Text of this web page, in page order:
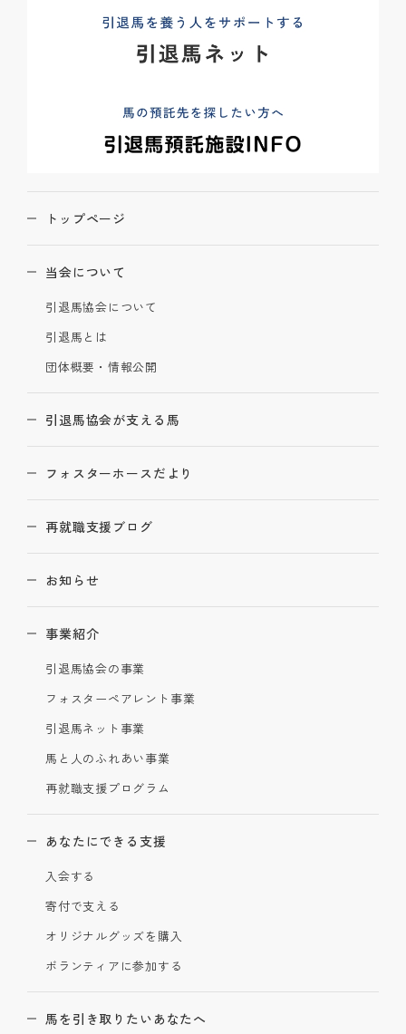
トップページ
当会について
引退馬協会について
引退馬とは
団体概要・情報公開
引退馬協会が支える馬
フォスターホースだより
再就職支援ブログ
お知らせ
事業紹介
引退馬協会の事業
フォスターペアレント事業
引退馬ネット事業
馬と人のふれあい事業
再就職支援プログラム
あなたにできる支援
入会する
寄付で支える
オリジナルグッズを購入
ボランティアに参加する
馬を引き取りたいあなたへ